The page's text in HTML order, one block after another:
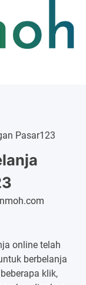
Pasar123
online telah
berbelanja
klik,